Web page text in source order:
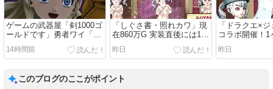
ゲームの武器屋「剣1000ゴ
ールドです」勇者ワイ「世
界の危機なんやけど」
14時間前
「しぐさ書・照れカワ」現
在860万G 実装直後には1億
ゴールドで売買成立したら
しい
昨日
「ドラクエ×
コラボ開催！1
備販売＆無料
（9月3日（木
昨日
このブログのここがポイント